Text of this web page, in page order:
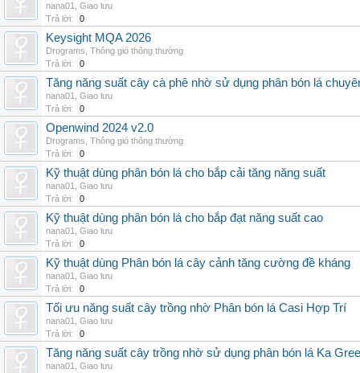
nana01
Giao lưu
Trả lời:
0
Keysight MQA 2026
Drograms Thông gió thông thường
Trả lời:
0
Tăng năng suất cây cà phê nhờ sử dụng phân bón lá
nana01
Giao lưu
Trả lời:
0
Openwind 2024 v2.0
Drograms Thông gió thông thường
Trả lời:
0
Kỹ thuật dùng phân bón lá cho bắp cải tăng năng suất
nana01
Giao lưu
Trả lời:
0
Kỹ thuật dùng phân bón lá cho bắp đạt năng suất cao
nana01
Giao lưu
Trả lời:
0
Kỹ thuật dùng Phân bón lá cây cảnh tăng cường đề kháng
nana01
Giao lưu
Trả lời:
0
Tối ưu năng suất cây trồng nhờ Phân bón lá Casi Hợp Trí
nana01
Giao lưu
Trả lời:
0
Tăng năng suất cây trồng nhờ sử dụng phân bón lá Ka
nana01
Giao lưu